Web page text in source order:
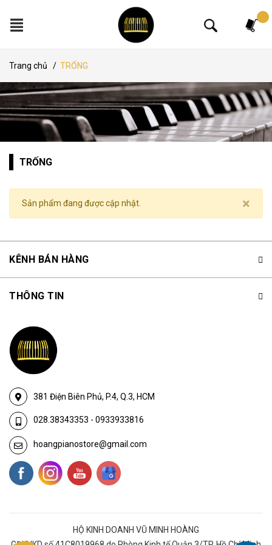
Trang chủ / TRỐNG
TRỐNG
×
Sản phẩm đang được cập nhật.
KÊNH BÁN HÀNG
381 Điện Biên Phủ, P.4, Q.3, HCM
028.38343353 - 0933933816
hoangpianostore@gmail.com
THÔNG TIN
HỘ KINH DOANH VŨ MINH HOÀNG